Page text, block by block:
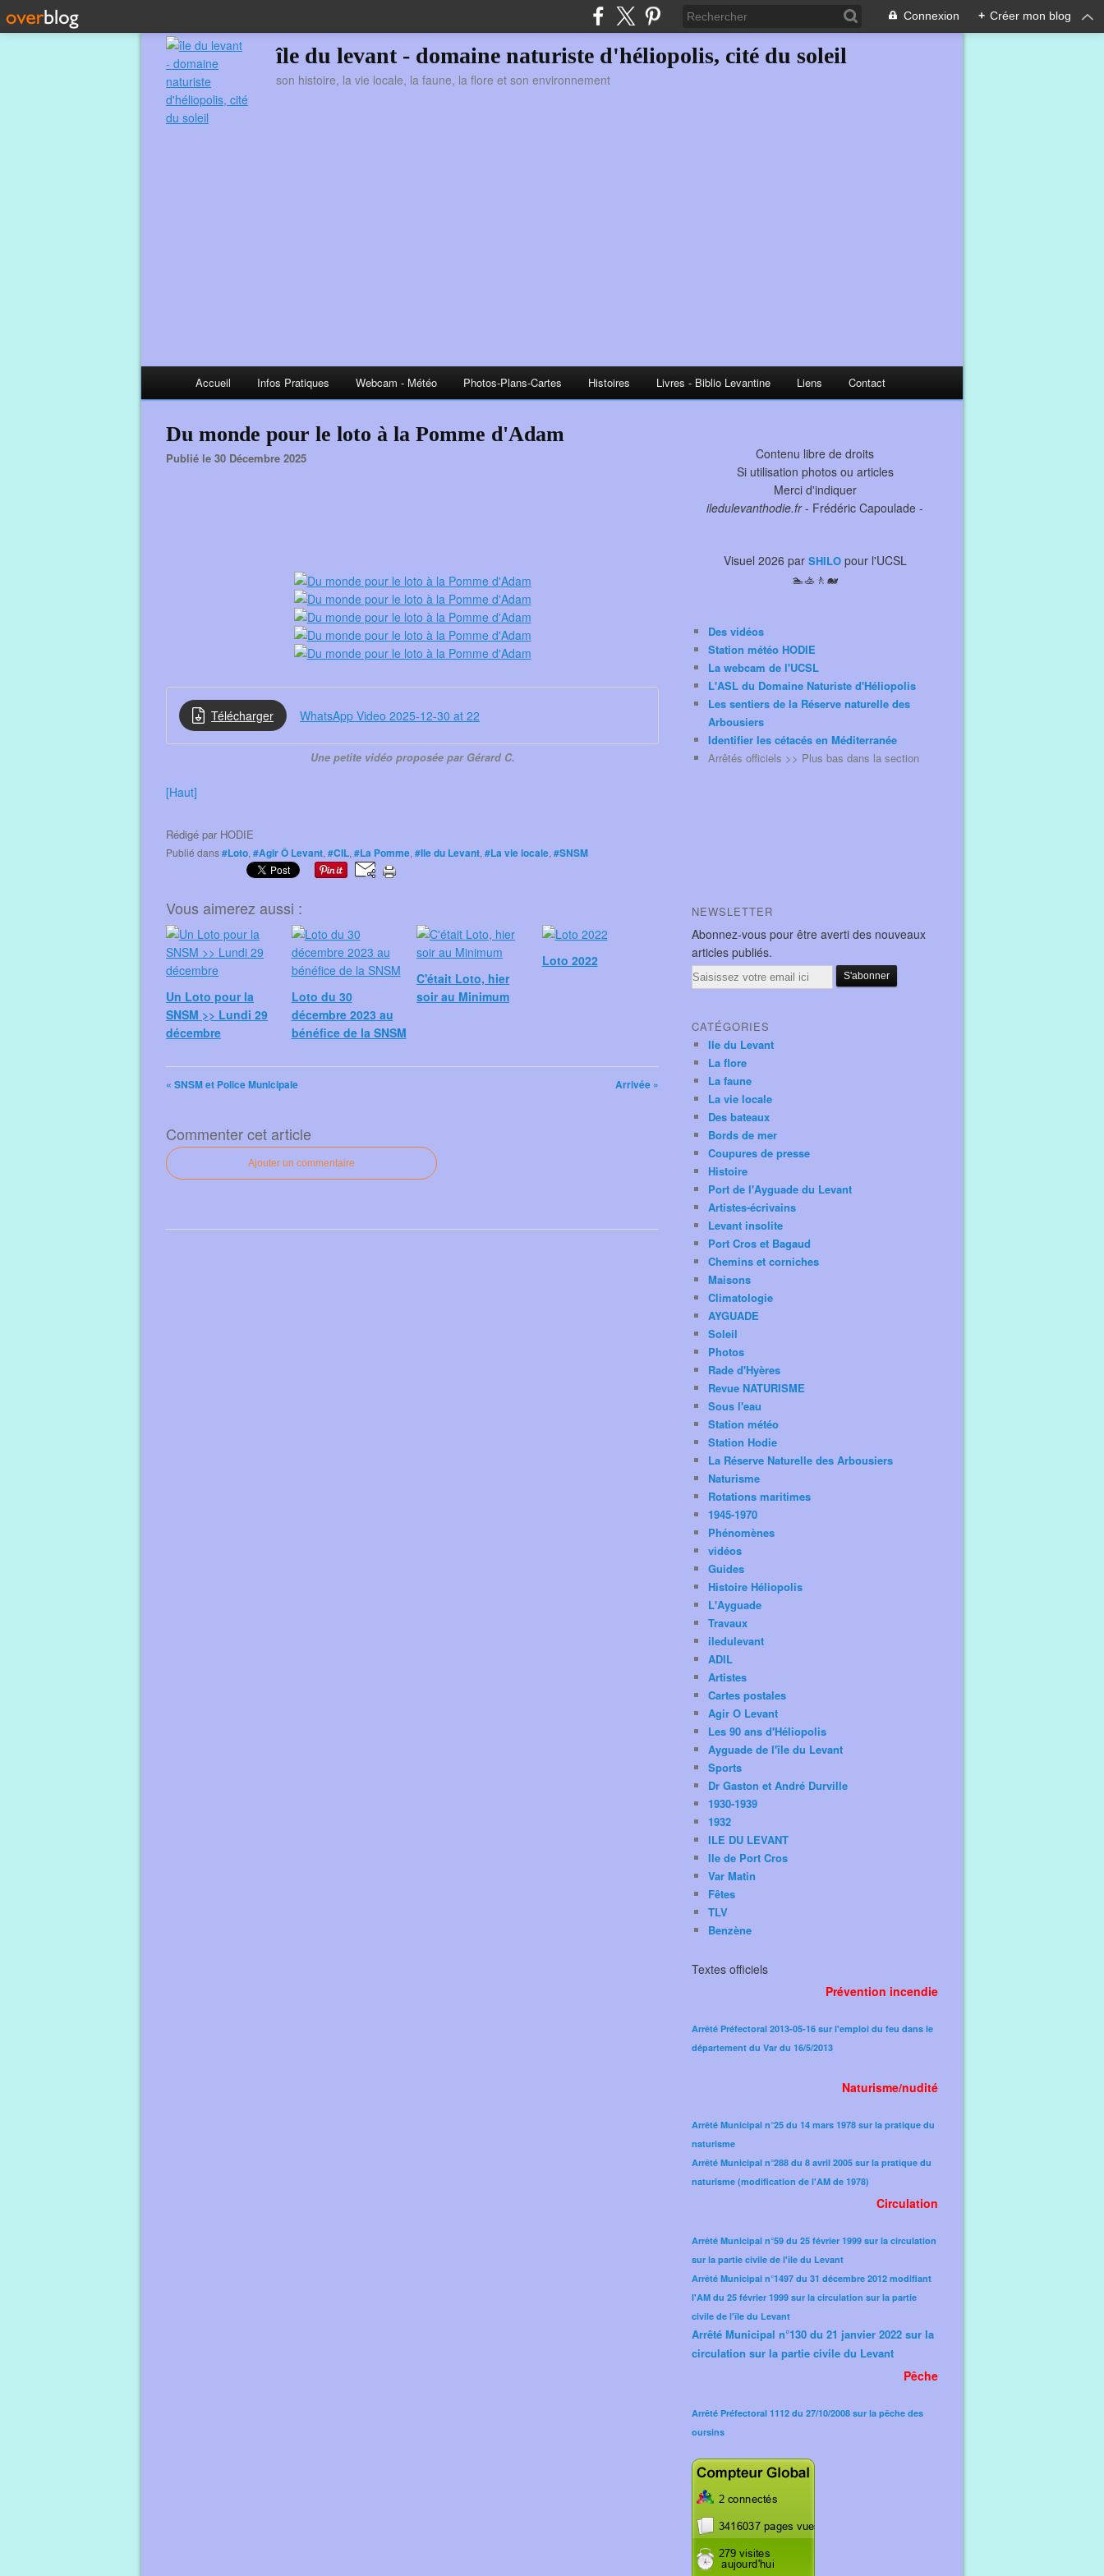
Connexion + Créer mon blog
île du levant - domaine naturiste d'héliopolis, cité du soleil
son histoire, la vie locale, la faune, la flore et son environnement
Accueil Infos Pratiques Webcam - Météo Photos-Plans-Cartes Histoires Livres - Biblio Levantine Liens Contact
Du monde pour le loto à la Pomme d'Adam
Publié le 30 Décembre 2025
Télécharger WhatsApp Video 2025-12-30 at 22
Une petite vidéo proposée par Gérard C.
[Haut]
Rédigé par HODIE
Publié dans#Loto, #Agir Ô Levant, #CIL, #La Pomme, #Ile du Levant, #La vie locale, #SNSM
Vous aimerez aussi :
Un Loto pour la
SNSM >> Lundi 29
décembre
Loto du 30
décembre 2023 au
bénéfice de la SNSM
C'était Loto, hier
soir au Minimum
Loto 2022
« SNSM et Police Municipale Arrivée »
Commenter cet article
Ajouter un commentaire
Contenu libre de droits
Si utilisation photos ou articles
Merci d'indiquer
iledulevanthodie.fr- Frédéric Capoulade -
Visuel 2026 par SHILOpour l'UCSL
🏊🚣🚶🐋
Des vidéos
Station météo HODIE
La webcam de l'UCSL
L'ASL du Domaine Naturiste d'Héliopolis
Les sentiers de la Réserve naturelle des
Arbousiers
Identifier les cétacés en Méditerranée
Arrêtés officiels >> Plus bas dans la section
NEWSLETTER
Abonnez-vous pour être averti des nouveaux
articles publiés.
Email
CATÉGORIES
Ile du Levant
La flore
La faune
La vie locale
Des bateaux
Bords de mer
Coupures de presse
Histoire
Port de l'Ayguade du Levant
Artistes-écrivains
Levant insolite
Port Cros et Bagaud
Chemins et corniches
Maisons
Climatologie
AYGUADE
Soleil
Photos
Rade d'Hyères
Revue NATURISME
Sous l'eau
Station météo
Station Hodie
La Réserve Naturelle des Arbousiers
Naturisme
Rotations maritimes
1945-1970
Phénomènes
vidéos
Guides
Histoire Héliopolis
L'Ayguade
Travaux
iledulevant
ADIL
Artistes
Cartes postales
Agir O Levant
Les 90 ans d'Héliopolis
Ayguade de l'île du Levant
Sports
Dr Gaston et André Durville
1930-1939
1932
ILE DU LEVANT
Ile de Port Cros
Var Matin
Fêtes
TLV
Benzène
Textes officiels
Prévention incendie
Arrêté Préfectoral 2013-05-16 sur l'emploi du feu dans le
département du Var du 16/5/2013
Naturisme/nudité
Arrêté Municipal n°25 du 14 mars 1978 sur la pratique du
naturisme
Arrêté Municipal n°288 du 8 avril 2005 sur la pratique du
naturisme (modification de l'AM de 1978)​
Circulation
Arrêté Municipal n°59 du 25 février 1999 sur la circulation
sur la partie civile de l'île du Levant
Arrêté Municipal n°1497 du 31 décembre 2012 modifiant
l'AM du 25 février 1999 sur la circulation sur la partie
civile de l'île du Levant
Arrêté Municipal n°130 du 21 janvier 2022 sur la
circulation sur la partie civile du Levant
Pêche
Arrêté Préfectoral 1112 du 27/10/2008 sur la pêche des
oursins